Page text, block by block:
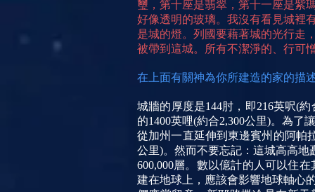
璽，第十座是翡翠，第十一座是紫
好像透明的玻璃。我沒有看見城裡
是城的燈。列國要藉著城的光行走
被帶到這城。所有不潔淨的、行可
在上面有關神為你所建造的家的描
城牆的厚度是144肘，即216英呎(
的1400英哩(約合2,300公里)。為
從加州一直延伸到東邊賓州的阿帕
公里)。然而不要忘記：這城高高地
600,000層。數以億計的人可以住
建在地球上，應該會影響地球軸心